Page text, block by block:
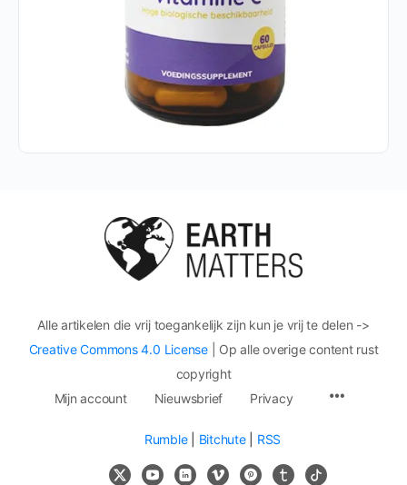
Alle artikelen die vrij toegankelijk zijn kun je vrij te delen ->
Creative Commons 4.0 License| Op alle overige content rust
copyright
Mijn account
Nieuwsbrief Privacy
Rumble| Bitchute| RSS